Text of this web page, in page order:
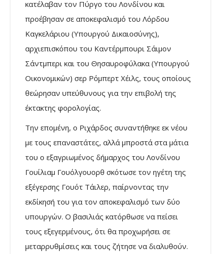
κατέλαβαν τον Πύργο του Λονδίνου και
προέβησαν σε αποκεφαλισμό του Λόρδου
Καγκελάριου (Υπουργού Δικαιοσύνης),
αρχιεπισκόπου του Καντέρμπουρι Σάιμον
Σάντμπερι και του Θησαυροφύλακα (Υπουργού
Οικονομικών) σερ Ρόμπερτ Χέιλς, τους οποίους
θεώρησαν υπεύθυνους για την επιβολή της
έκτακτης φορολογίας.
Την επομένη, ο Ριχάρδος συναντήθηκε εκ νέου
με τους επαναστάτες, αλλά μπροστά στα μάτια
του ο εξαγριωμένος δήμαρχος του Λονδίνου
Γουίλιαμ Γουόλγουορθ σκότωσε τον ηγέτη της
εξέγερσης Γουότ Τάιλερ, παίρνοντας την
εκδίκησή του για τον αποκεφαλισμό των δύο
υπουργών. Ο βασιλιάς κατόρθωσε να πείσει
τους εξεγερμένους, ότι θα προχωρήσει σε
μεταρρυθμίσεις και τους ζήτησε να διαλυθούν.